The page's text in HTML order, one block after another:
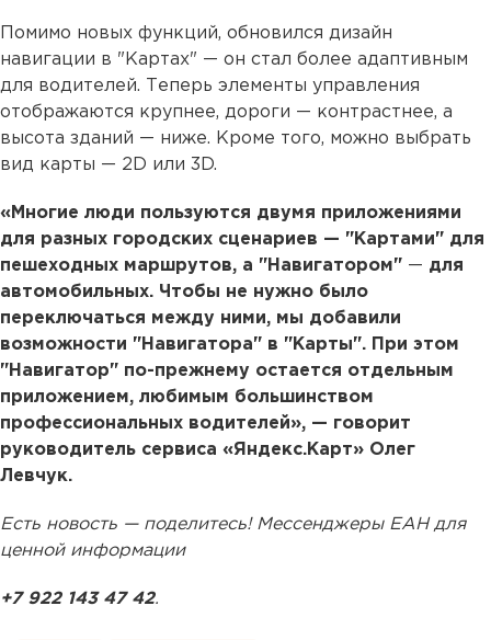
Помимо новых функций, обновился дизайн
навигации в "Картах" — он стал более адаптивным
для водителей. Теперь элементы управления
отображаются крупнее, дороги — контрастнее, а
высота зданий — ниже. Кроме того, можно выбрать
вид карты — 2D или 3D.
«Многие люди пользуются двумя приложениями
для разных городских сценариев — "Картами" для
пешеходных маршрутов, а "Навигатором" — для
автомобильных. Чтобы не нужно было
переключаться между ними, мы добавили
возможности "Навигатора" в "Карты". При этом
"Навигатор" по-прежнему остается отдельным
приложением, любимым большинством
профессиональных водителей», — говорит
руководитель сервиса «Яндекс.Карт» Олег
Левчук.
Есть новость — поделитесь! Мессенджеры ЕАН для
ценной информации
+7 922 143 47 42.